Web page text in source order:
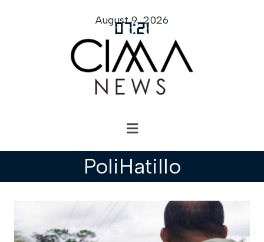
07:21
August 9, 2026
PoliHatillo